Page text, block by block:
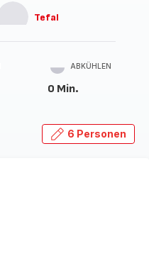
Tefal
ABKÜHLEN
0 Min.
6 Personen